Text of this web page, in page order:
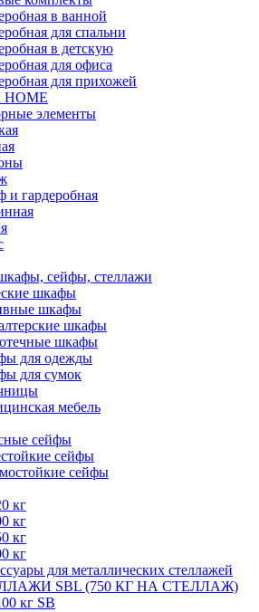
в ванной
для спальни
в детскую
для офиса
для прихожей
элементы
и гардеробная
сейфы, стеллажи
шкафы
шкафы
шкафы
шкафы
для одежды
для сумок
мебель
сейфы
сейфы
сейфы
кг
кг
кг
кг
для металлических стеллажей
SBL (750 КГ НА СТЕЛЛАЖ)
кг SB